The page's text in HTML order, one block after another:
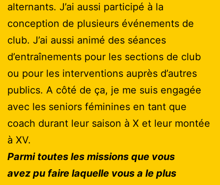
alternants. J’ai aussi participé à la
conception de plusieurs événements de
club. J’ai aussi animé des séances
d’entraînements pour les sections de club
ou pour les interventions auprès d’autres
publics. A côté de ça, je me suis engagée
avec les seniors féminines en tant que
coach durant leur saison à X et leur montée
à XV.
Parmi toutes les missions que vous
avez pu faire laquelle vous a le plus